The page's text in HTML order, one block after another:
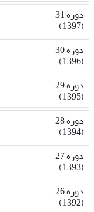
دوره 31
(1397)
دوره 30
(1396)
دوره 29
(1395)
دوره 28
(1394)
دوره 27
(1393)
دوره 26
(1392)